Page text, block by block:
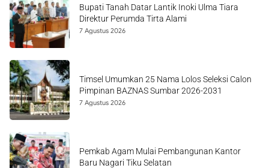
Bupati Tanah Datar Lantik Inoki Ulma Tiara
Direktur Perumda Tirta Alami
7 Agustus 2026
Timsel Umumkan 25 Nama Lolos Seleksi Calon
Pimpinan BAZNAS Sumbar 2026-2031
7 Agustus 2026
Pemkab Agam Mulai Pembangunan Kantor
Baru Nagari Tiku Selatan